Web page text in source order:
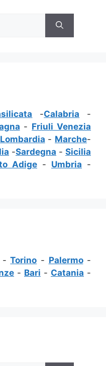
-Calabria -
- Friuli Venezia
Lombardia - Marche-
-Sardegna - Sicilia
Adige - Umbria -
-Torino - Palermo-
- Bari - Catania -